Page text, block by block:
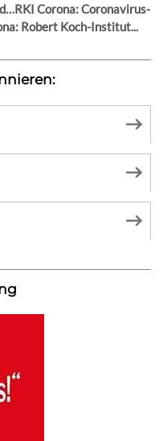
Corona: Coronavirus-
Robert Koch-Institut...